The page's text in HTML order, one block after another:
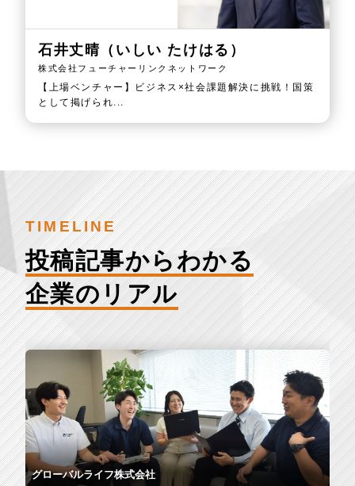
石井丈晴（いしい たけはる）
株式会社フューチャーリンクネットワーク
【上場ベンチャー】ビジネス×社会課題解決に挑戦！国策
として掲げられ...
TIMELINE
投稿記事からわかる
企業のリアル
グローバルライフ株式会社